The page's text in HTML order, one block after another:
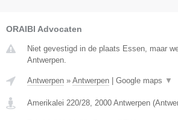
ORAIBI Advocaten
Niet gevestigd in de plaats Essen, maar
Antwerpen.
Antwerpen » Antwerpen Google maps ▼
Amerikalei 220/28, 2000 Antwerpen (